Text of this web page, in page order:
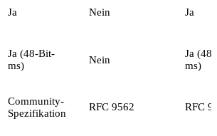
Ja Nein Ja
Ja (48-Bit-
ms)
Nein
Ja
ms)
Community-
Spezifikation
RFC 9562 RFC